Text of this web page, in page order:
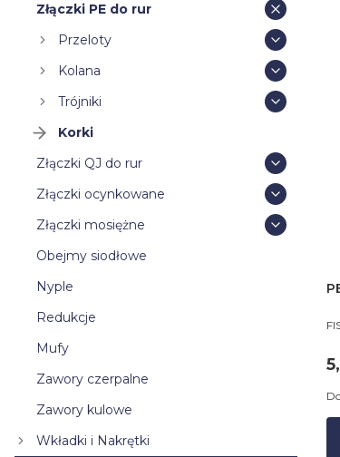
Złączki PE do rur
Przeloty
Kolana
Trójniki
Korki
Złączki QJ do rur
Złączki ocynkowane
Złączki mosiężne
Obejmy siodłowe
Nyple
Redukcje
Mufy
Zawory czerpalne
Zawory kulowe
Wkładki i Nakrętki